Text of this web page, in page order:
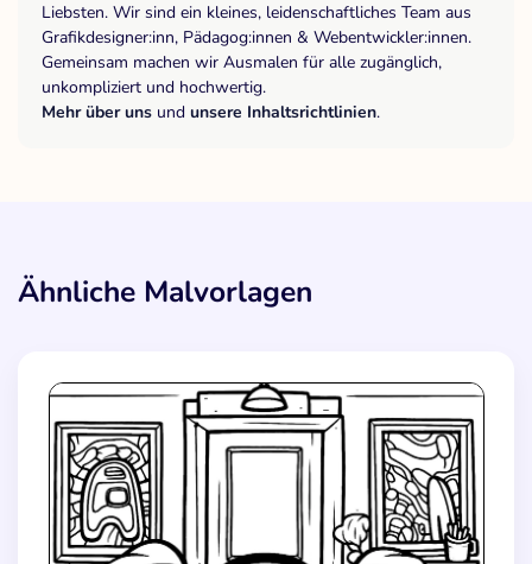
Liebsten. Wir sind ein kleines, leidenschaftliches Team aus
Grafikdesigner:inn, Pädagog:innen & Webentwickler:innen.
Gemeinsam machen wir Ausmalen für alle zugänglich,
unkompliziert und hochwertig.
Mehr über uns und unsere Inhaltsrichtlinien.
Ähnliche Malvorlagen